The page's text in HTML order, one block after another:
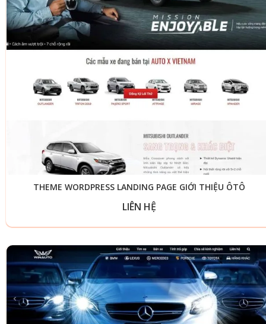
THEME WORDPRESS LANDING PAGE GIỚI THIỆU ÔTÔ
LIÊN HỆ